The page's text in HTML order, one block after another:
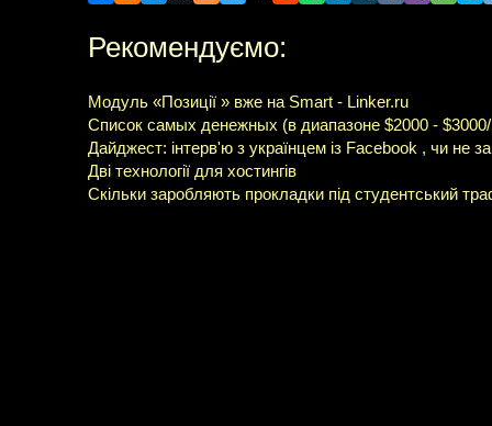
Рекомендуємо:
Модуль «Позиції » вже на Smart - Linker.ru
Список самых денежных (в диапазоне $2000 -
Дайджест: інтерв'ю з українцем із Facebook , чи не
Дві технології для хостингів
Скільки заробляють прокладки під студентський